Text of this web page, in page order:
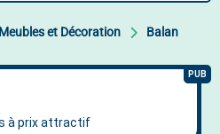
et Décoration Balan